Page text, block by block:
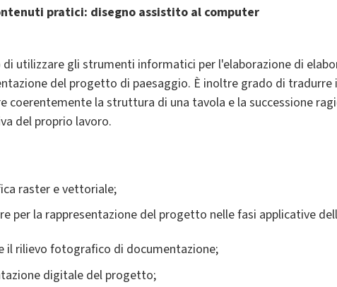
pratici: disegno assistito al computer
di utilizzare gli strumenti informatici per l'elaborazione di
del progetto di paesaggio. È inoltre grado di
coerentemente la struttura di una tavola e la successione
del proprio lavoro.
raster e vettoriale;
per la rappresentazione del progetto nelle fasi applicative
il rilievo fotografico di documentazione;
digitale del progetto;